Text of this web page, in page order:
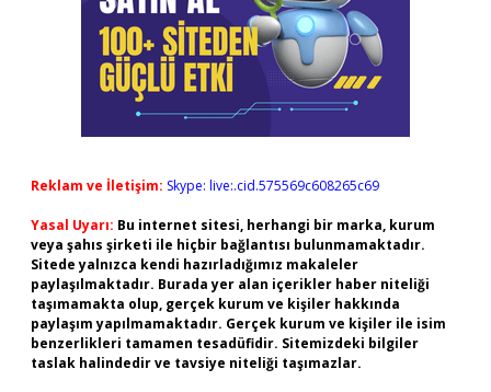
Reklam ve İletişim: Skype: live:.cid.575569c608265c69
Yasal Uyarı: Bu internet sitesi, herhangi bir marka, kurum
veya şahıs şirketi ile hiçbir bağlantısı bulunmamaktadır.
Sitede yalnızca kendi hazırladığımız makaleler
paylaşılmaktadır. Burada yer alan içerikler haber niteliği
taşımamakta olup, gerçek kurum ve kişiler hakkında
paylaşım yapılmamaktadır. Gerçek kurum ve kişiler ile isim
benzerlikleri tamamen tesadüfidir. Sitemizdeki bilgiler
taslak halindedir ve tavsiye niteliği taşımazlar.